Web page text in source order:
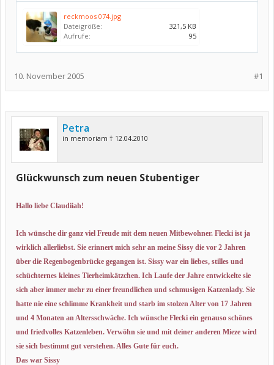
reckmoos 074.jpg
Dateigröße:
321,5 KB
Aufrufe:
95
#1
10. November 2005
Petra
in memoriam † 12.04.2010
Glückwunsch zum neuen Stubentiger
Hallo liebe Claudiiah!
Ich wünsche dir ganz viel Freude mit dem neuen Mitbewohner. Flecki ist ja
wirklich allerliebst. Sie erinnert mich sehr an meine Sissy die vor 2 Jahren
über die Regenbogenbrücke gegangen ist. Sissy war ein liebes, stilles und
schüchternes kleines Tierheimkätzchen. Ich Laufe der Jahre entwickelte sie
sich aber immer mehr zu einer freundlichen und schmusigen Katzenlady. Sie
hatte nie eine schlimme Krankheit und starb im stolzen Alter von 17 Jahren
und 4 Monaten an Altersschwäche. Ich wünsche Flecki ein genauso schönes
und friedvolles Katzenleben. Verwöhn sie und mit deiner anderen Mieze wird
sie sich bestimmt gut verstehen. Alles Gute für euch.
Das war Sissy